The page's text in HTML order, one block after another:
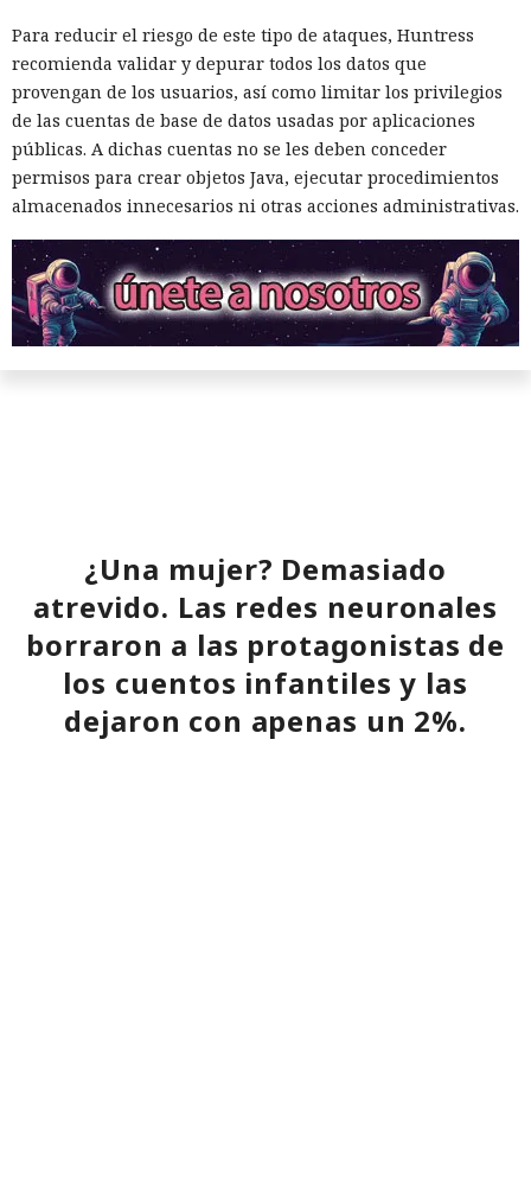
Para reducir el riesgo de este tipo de ataques, Huntress
recomienda validar y depurar todos los datos que
provengan de los usuarios, así como limitar los privilegios
de las cuentas de base de datos usadas por aplicaciones
públicas. A dichas cuentas no se les deben conceder
permisos para crear objetos Java, ejecutar procedimientos
almacenados innecesarios ni otras acciones administrativas.
¿Una mujer? Demasiado
atrevido. Las redes neuronales
borraron a las protagonistas de
los cuentos infantiles y las
dejaron con apenas un 2%.